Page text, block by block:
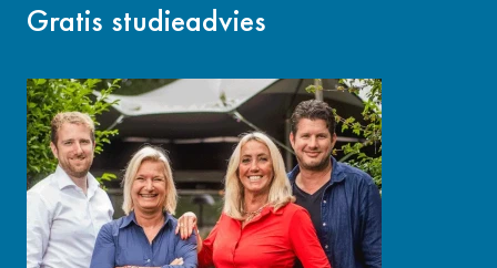
Gratis studieadvies